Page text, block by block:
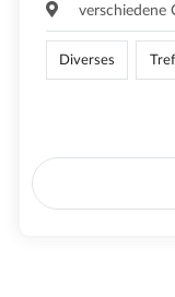
verschiedene
Diverses